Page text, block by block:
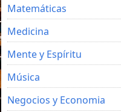
Matemáticas
Medicina
Mente y Espíritu
Música
Negocios y Economia